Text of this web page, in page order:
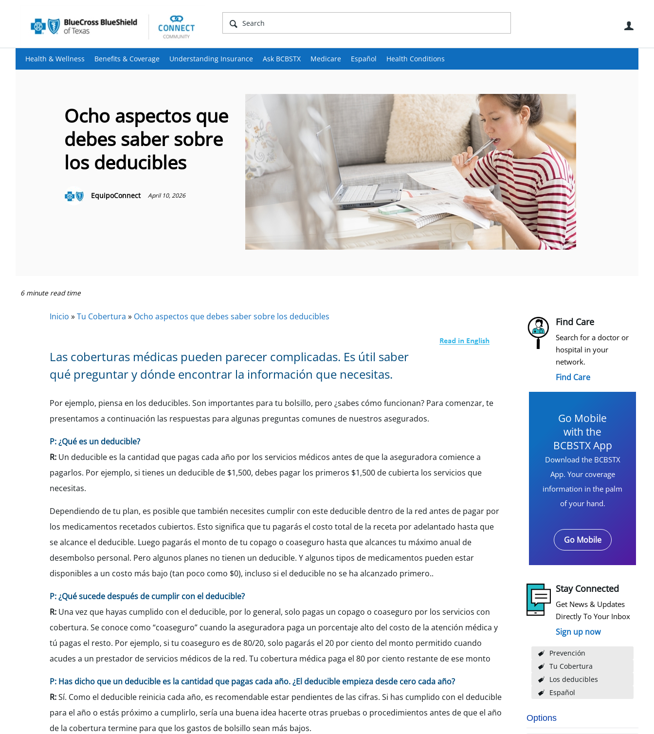
Health & Wellness Benefits & Coverage Understanding Insurance Ask BCBSTX Medicare Español Health Conditions
Ocho aspectos que
debes saber sobre
los deducibles
EquipoConnect April 10, 2026
6 minute read time
Find Care
Search for a doctor or
hospital in your
network.
Find Care
Go Mobile
with the
BCBSTX App
Download the BCBSTX
App. Your coverage
information in the palm
of your hand.
Go Mobile
Stay Connected
Get News & Updates
Directly To Your Inbox
Sign up now
Prevención
Tu Cobertura
Los deducibles
Español
Options
Inicio »Tu Cobertura » Ocho aspectos que debes saber sobre los deducibles
Las coberturas médicas pueden parecer complicadas. Es útil saber
qué preguntar y dónde encontrar la información que necesitas.
Por ejemplo, piensa en los deducibles. Son importantes para tu bolsillo, pero ¿sabes cómo funcionan? Para comenzar, te
presentamos a continuación las respuestas para algunas preguntas comunes de nuestros asegurados.
P: ¿Qué es un deducible?
R: Un deducible es la cantidad que pagas cada año por los servicios médicos antes de que la aseguradora comience a
pagarlos. Por ejemplo, si tienes un deducible de $1,500, debes pagar los primeros $1,500 de cubierta los servicios que
necesitas.
Dependiendo de tu plan, es posible que también necesites cumplir con este deducible dentro de la red antes de pagar por
los medicamentos recetados cubiertos. Esto significa que tu pagarás el costo total de la receta por adelantado hasta que
se alcance el deducible. Luego pagarás el monto de tu copago o coaseguro hasta que alcances tu máximo anual de
desembolso personal. Pero algunos planes no tienen un deducible. Y algunos tipos de medicamentos pueden estar
disponibles a un costo más bajo (tan poco como $0), incluso si el deducible no se ha alcanzado primero..
P: ¿Qué sucede después de cumplir con el deducible?
R: Una vez que hayas cumplido con el deducible, por lo general, solo pagas un copago o coaseguro por los servicios con
cobertura. Se conoce como “coaseguro” cuando la aseguradora paga un porcentaje alto del costo de la atención médica y
tú pagas el resto. Por ejemplo, si tu coaseguro es de 80/20, solo pagarás el 20 por ciento del monto permitido cuando
acudes a un prestador de servicios médicos de la red. Tu cobertura médica paga el 80 por ciento restante de ese monto
P: Has dicho que un deducible es la cantidad que pagas cada año. ¿El deducible empieza desde cero cada año?
R:Sí. Como el deducible reinicia cada año, es recomendable estar pendientes de las cifras. Si has cumplido con el deducible
para el año o estás próximo a cumplirlo, sería una buena idea hacerte otras pruebas o procedimientos antes de que el año
de la cobertura termine para que los gastos de bolsillo sean más bajos.